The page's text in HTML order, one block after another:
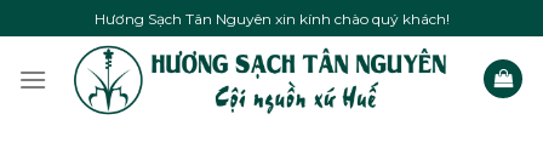
to
content
Hương Sạch Tân Nguyên xin kính chào quý khách!